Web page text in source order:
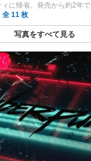
に帰省。発売から約2年
全 11 枚
写真をすべて見る